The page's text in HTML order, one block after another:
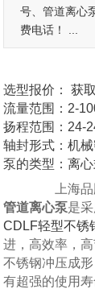
号、管道离心
费电话！ ...
选型报价：
获
流量范围：2-
扬程范围：24-
轴封形式：机
泵的类型：离
上海品
管道离心泵是
CDLF轻型不锈
进，高效率，
不锈钢冲压成
有超强的使用